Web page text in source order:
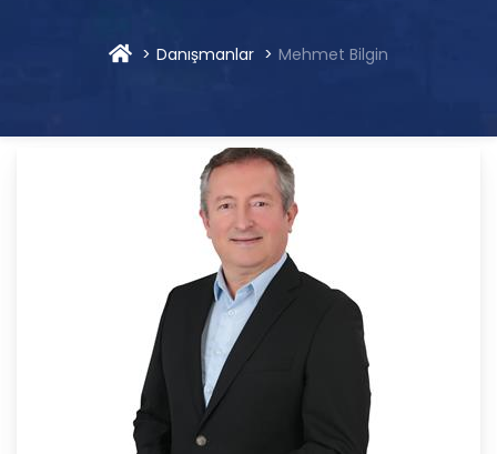
Danışmanlar Mehmet Bilgin